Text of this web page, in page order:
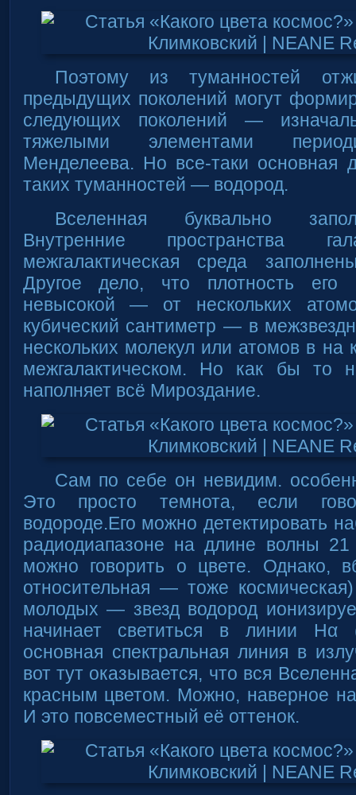
Поэтому из туманностей
предыдущих поколений могут
следующих поколений —
тяжелыми элементами
Менделеева. Но все-таки основная
таких туманностей — водород.
Вселенная буквально
Внутренние пространства
межгалактическая среда
Другое дело, что плотность
невысокой — от нескольких
кубический сантиметр — в
нескольких молекул или атомов в
межгалактическом. Но как бы то
наполняет всё Мироздание.
Сам по себе он невидим.
Это просто темнота, если
водороде.Его можно детектировать
радиодиапазоне на длине волны
можно говорить о цвете. Однако,
относительная — тоже
молодых — звезд водород
начинает светиться в линии
основная спектральная линия в
вот тут оказывается, что вся
красным цветом. Можно, наверное
И это повсеместный её оттенок.